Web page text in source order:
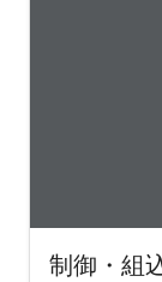
制御・組